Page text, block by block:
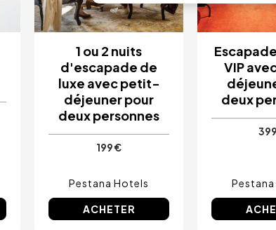
1 ou 2 nuits
d'escapade de
luxe avec petit-
déjeuner pour
deux personnes
199 €
Pestana Hotels
ACHETER
VIP
deux